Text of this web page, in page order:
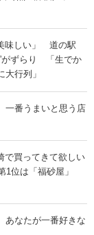
味しい」 道の駅
がずらり 「生でか
行列」
一番うまいと思う店
で買ってきて欲しい
位は「福砂屋」
なたが一番好きな